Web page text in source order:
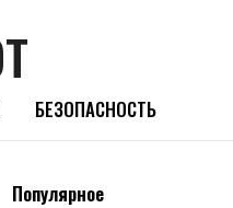
БЕЗОПАСНОСТЬ
Популярное